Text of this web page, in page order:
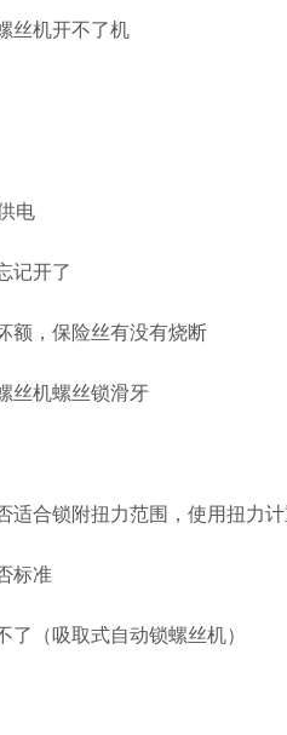
丝机开不了机
电
记开了
额，保险丝有没有烧断
丝机螺丝锁滑牙
合锁附扭力范围，使用扭力
标准
（吸取式自动锁螺丝机）